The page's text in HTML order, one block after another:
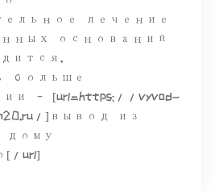
лечение
оснований
больше
– [url=https://vyvod-
]вывод из
дому
url]